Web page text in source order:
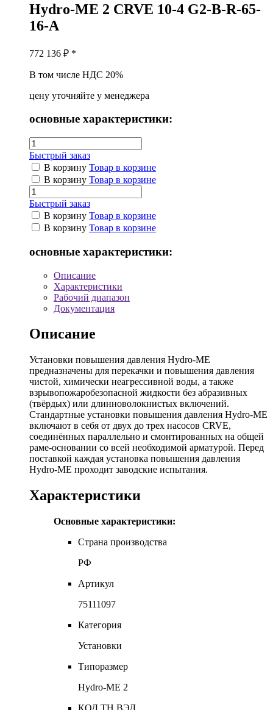
Hydro-ME 2 CRVE 10-4 G2-B-R-65-
16-A
772 136 ₽ *
В том числе НДС 20%
цену уточняйте у менеджера
основные характеристики:
Быстрый заказ
В корзину Товар в корзине
В корзину Товар в корзине
Быстрый заказ
В корзину Товар в корзине
В корзину Товар в корзине
основные характеристики:
Описание
Характеристики
Рабочий диапазон
Документация
Описание
Установки повышения давления Hydro-ME
предназначены для перекачки и повышения давления
чистой, химически неагрессивной воды, а также
взрывопожаробезопасной жидкости без абразивных
(твёрдых) или длинноволокнистых включений.
Стандартные установки повышения давления Hydro-ME
включают в себя от двух до трех насосов CRVE,
соединённых параллельно и смонтированных на общей
раме-основании со всей необходимой арматурой. Перед
поставкой каждая установка повышения давления
Hydro-ME проходит заводские испытания.
Характеристики
Основные характеристики:
Страна производства
РФ
Артикул
75111097
Категория
Установки
Типоразмер
Hydro-ME 2